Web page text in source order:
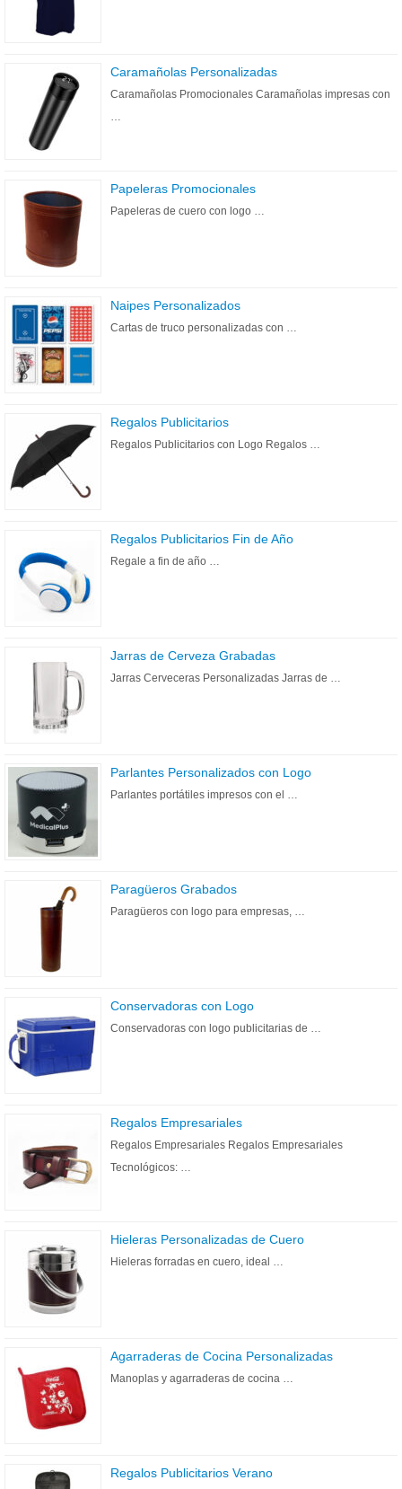
Caramañolas Personalizadas
Caramañolas Promocionales Caramañolas impresas con
…
Papeleras Promocionales
Papeleras de cuero con logo …
Naipes Personalizados
Cartas de truco personalizadas con …
Regalos Publicitarios
Regalos Publicitarios con Logo Regalos …
Regalos Publicitarios Fin de Año
Regale a fin de año …
Jarras de Cerveza Grabadas
Jarras Cerveceras Personalizadas Jarras de …
Parlantes Personalizados con Logo
Parlantes portátiles impresos con el …
Paragüeros Grabados
Paragüeros con logo para empresas, …
Conservadoras con Logo
Conservadoras con logo publicitarias de …
Regalos Empresariales
Regalos Empresariales Regalos Empresariales
Tecnológicos: …
Hieleras Personalizadas de Cuero
Hieleras forradas en cuero, ideal …
Agarraderas de Cocina Personalizadas
Manoplas y agarraderas de cocina …
Regalos Publicitarios Verano